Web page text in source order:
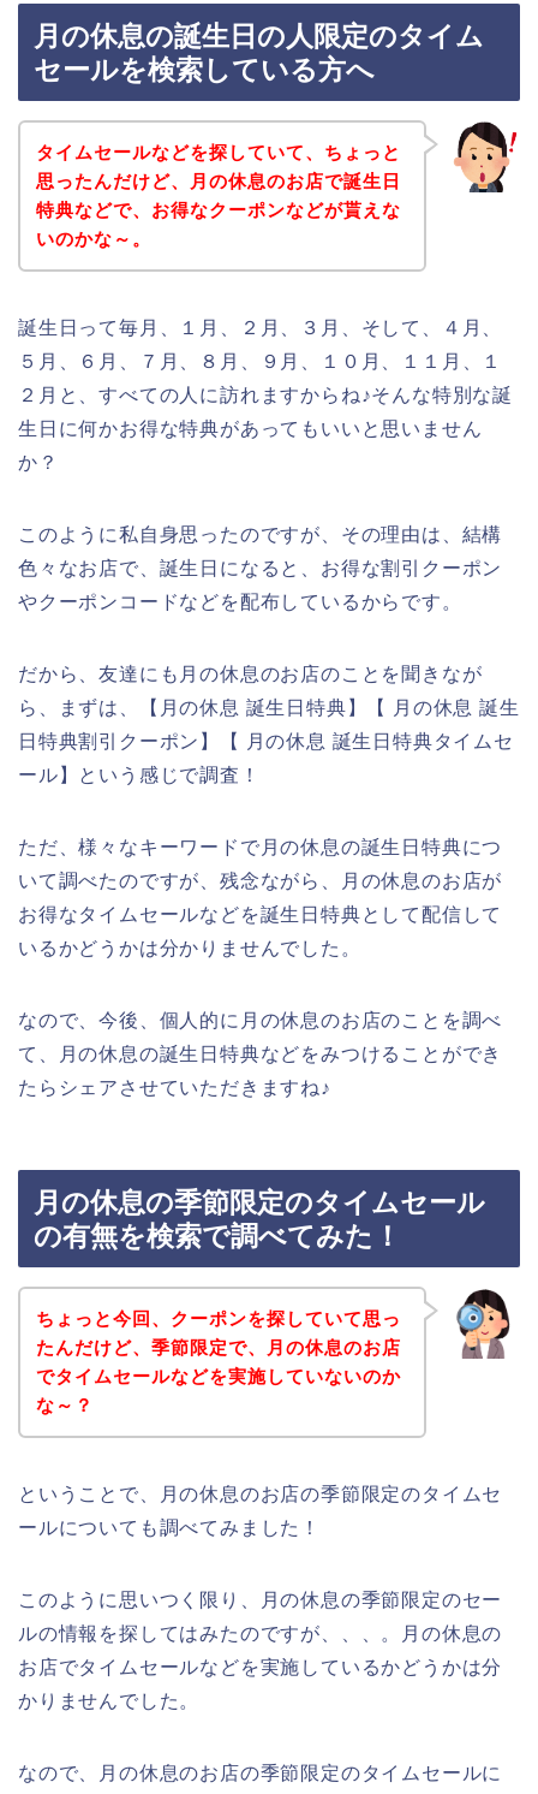
月の休息の誕生日の人限定のタイム
セールを検索している方へ
タイムセールなどを探していて、ちょっと
思ったんだけど、月の休息のお店で誕生日
特典などで、お得なクーポンなどが貰えな
いのかな～。
誕生日って毎月、１月、２月、３月、そして、４月、
５月、６月、７月、８月、９月、１０月、１１月、１
２月と、すべての人に訪れますからね♪そんな特別な誕
生日に何かお得な特典があってもいいと思いません
か？
このように私自身思ったのですが、その理由は、結構
色々なお店で、誕生日になると、お得な割引クーポン
やクーポンコードなどを配布しているからです。
だから、友達にも月の休息のお店のことを聞きなが
ら、まずは、【月の休息 誕生日特典】【 月の休息 誕生
日特典割引クーポン】【 月の休息 誕生日特典タイムセ
ール】という感じで調査！
ただ、様々なキーワードで月の休息の誕生日特典につ
いて調べたのですが、残念ながら、月の休息のお店が
お得なタイムセールなどを誕生日特典として配信して
いるかどうかは分かりませんでした。
なので、今後、個人的に月の休息のお店のことを調べ
て、月の休息の誕生日特典などをみつけることができ
たらシェアさせていただきますね♪
月の休息の季節限定のタイムセール
の有無を検索で調べてみた！
ちょっと今回、クーポンを探していて思っ
たんだけど、季節限定で、月の休息のお店
でタイムセールなどを実施していないのか
な～？
ということで、月の休息のお店の季節限定のタイムセ
ールについても調べてみました！
このように思いつく限り、月の休息の季節限定のセー
ルの情報を探してはみたのですが、、、。月の休息の
お店でタイムセールなどを実施しているかどうかは分
かりませんでした。
なので、月の休息のお店の季節限定のタイムセールに